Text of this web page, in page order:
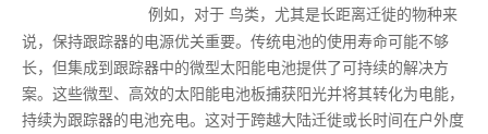
例如，对于 鸟类，尤其是长距离迁徙的物种来
说，保持跟踪器的电源优关重要。传统电池的使用寿命可能不够
长，但集成到跟踪器中的微型太阳能电池提供了可持续的解决方
案。这些微型、高效的太阳能电池板捕获阳光并将其转化为电能，
持续为跟踪器的电池充电。这对于跨越大陆迁徙或长时间在户外度